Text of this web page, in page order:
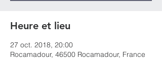
Heure et lieu
27 oct. 2018, 20:00
Rocamadour, 46500 Rocamadour, France